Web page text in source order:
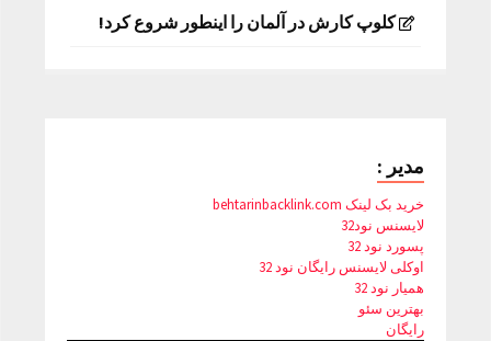
کلوپ کارش در آلمان را اینطور شروع کرد!
مدیر :
خرید بک لینک behtarinbacklink.com
لایسنس نود32
پسورد نود 32
اوکلی لایسنس رایگان نود 32
همیار نود 32
بهترین سئو
رایگان